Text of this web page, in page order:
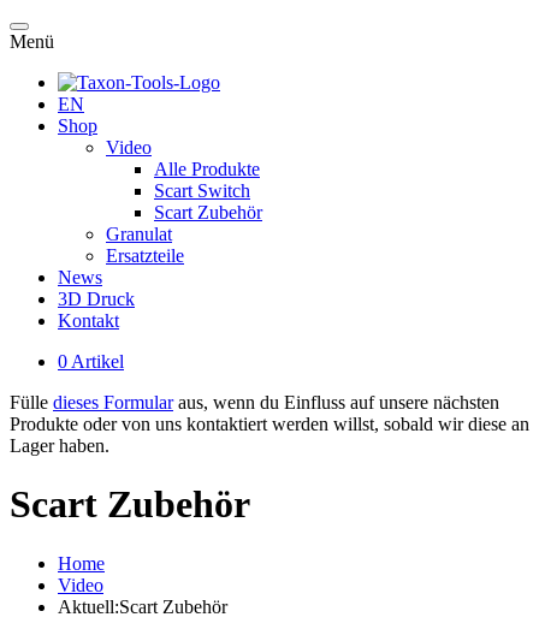
Menü
EN
Shop
Video
Alle Produkte
Scart Switch
Scart Zubehör
Granulat
Ersatzteile
News
3D Druck
Kontakt
0 Artikel
Fülle dieses Formularaus, wenn du Einfluss auf unsere nächsten
Produkte oder von uns kontaktiert werden willst, sobald wir diese an
Lager haben.
Scart Zubehör
Home
Video
Aktuell:Scart Zubehör